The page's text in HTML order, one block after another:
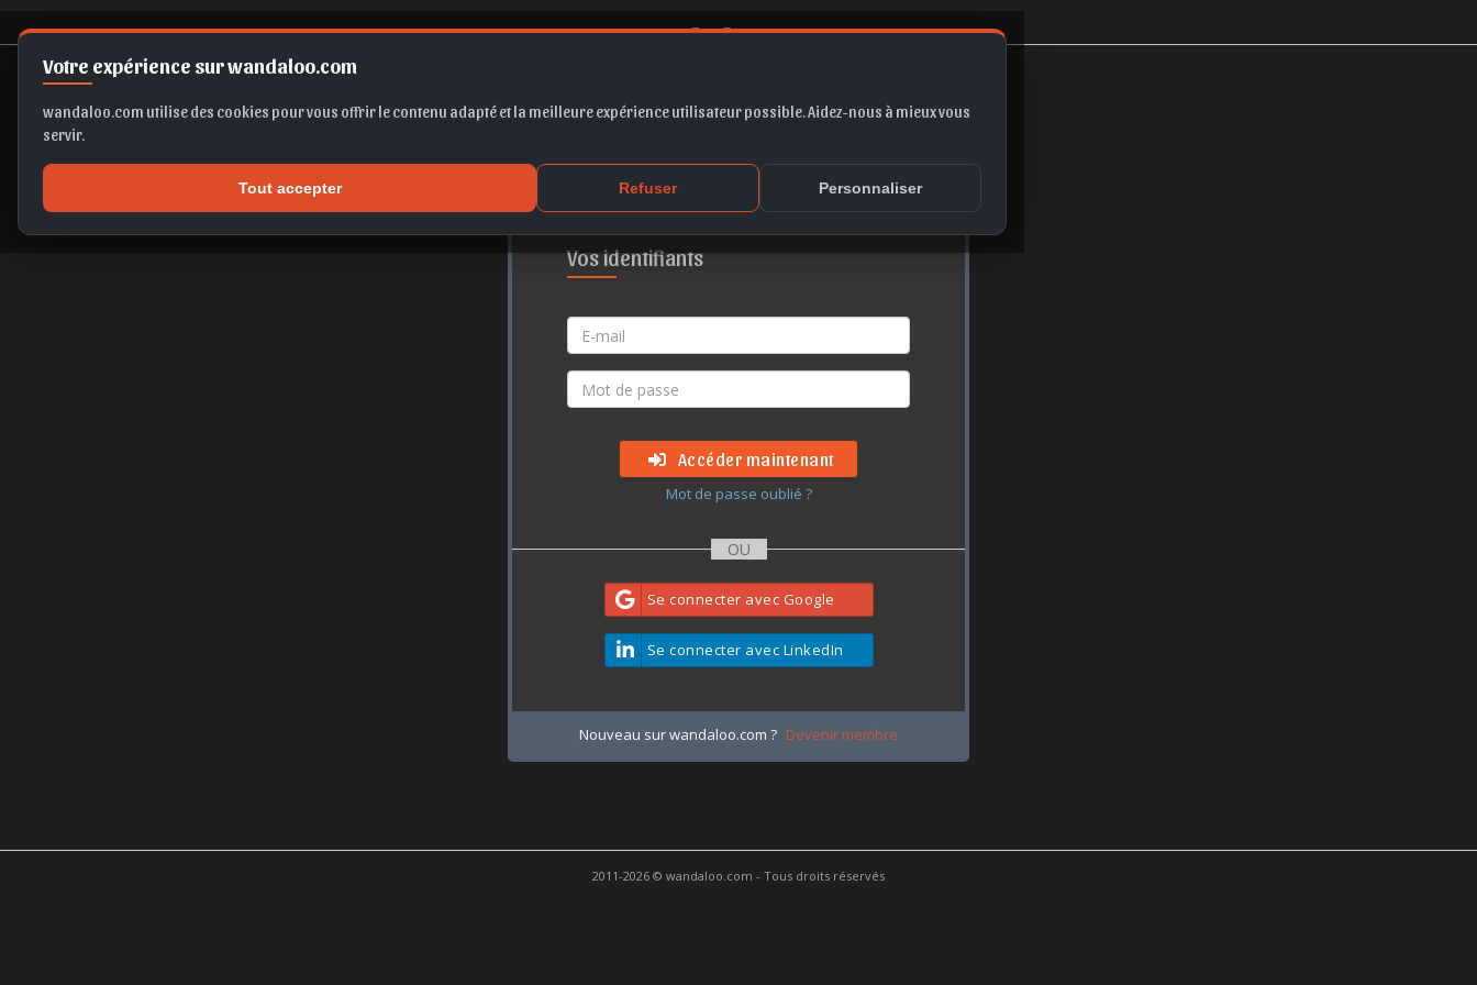
Votre expérience sur wandaloo.com
wandaloo.com utilise des cookies pour vous offrir le contenu adapté et la meilleure expérience utilisateur possible. Aidez-nous à mieux vous
servir.
Tout accepter Refuser Personnaliser
Accès membre
Vos identifiants
Accéder maintenant
Mot de passe oublié ?
Se connecter avec Google
Se connecter avec LinkedIn
Nouveau sur wandaloo.com ? Devenir membre
2011-2026 © wandaloo.com - Tous droits réservés